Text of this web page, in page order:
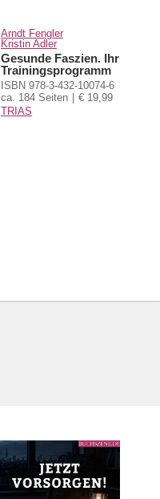
Arndt Fengler
Kristin Adler
Gesunde Faszien. Ihr
Trainingsprogramm
ISBN 978-3-432-10074-6
ca. 184 Seiten
€ 19,99
TRIAS